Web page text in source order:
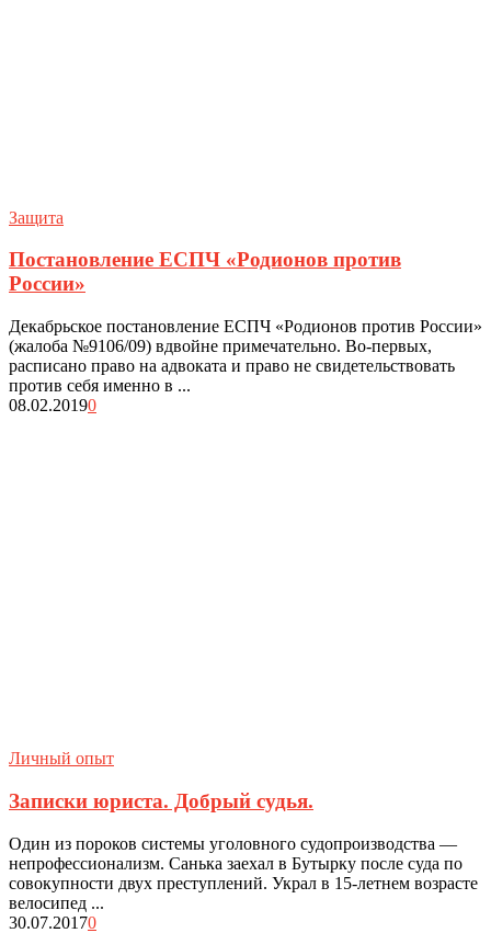
Защита
Постановление ЕСПЧ «Родионов против
России»
Декабрьское постановление ЕСПЧ «Родионов против России»
(жалоба №9106/09) вдвойне примечательно. Во-первых,
расписано право на адвоката и право не свидетельствовать
против себя именно в ...
08.02.20190
Личный опыт
Записки юриста. Добрый судья.
Один из пороков системы уголовного судопроизводства —
непрофессионализм. Санька заехал в Бутырку после суда по
совокупности двух преступлений. Украл в 15-летнем возрасте
велосипед ...
30.07.20170